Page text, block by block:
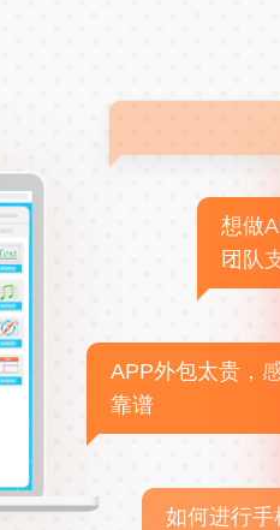
想做
团队
APP外包太贵，感
靠谱
如何进行手